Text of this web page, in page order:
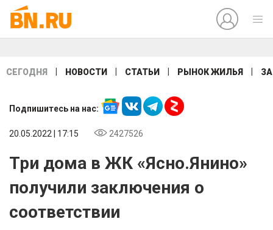
СЕГОДНЯ НОВОСТИ СТАТЬИ РЫНОК ЖИЛЬЯ
Подпишитесь на нас:
20.05.2022 | 17:15 2427526
Три дома в ЖК «Ясно.Янино»
получили заключения о
соответствии